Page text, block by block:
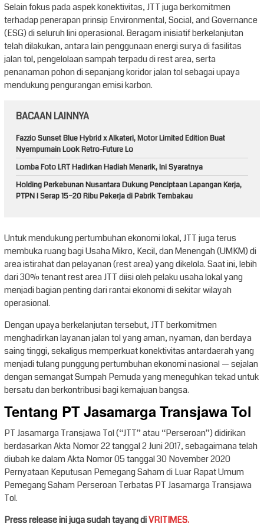
Selain fokus pada aspek konektivitas, JTT juga berkomitmen
terhadap penerapan prinsip Environmental, Social, and Governance
(ESG) di seluruh lini operasional. Beragam inisiatif berkelanjutan
telah dilakukan, antara lain penggunaan energi surya di fasilitas
jalan tol, pengelolaan sampah terpadu di rest area, serta
penanaman pohon di sepanjang koridor jalan tol sebagai upaya
mendukung pengurangan emisi karbon.
BACAAN LAINNYA
Fazzio Sunset Blue Hybrid x Alkateri, Motor Limited Edition Buat
Nyempurnain Look Retro-Future Lo
Lomba Foto LRT Hadirkan Hadiah Menarik, Ini Syaratnya
Holding Perkebunan Nusantara Dukung Penciptaan Lapangan Kerja,
PTPN I Serap 15–20 Ribu Pekerja di Pabrik Tembakau
Untuk mendukung pertumbuhan ekonomi lokal, JTT juga terus
membuka ruang bagi Usaha Mikro, Kecil, dan Menengah (UMKM) di
area istirahat dan pelayanan (rest area) yang dikelola. Saat ini, lebih
dari 30% tenant rest area JTT diisi oleh pelaku usaha lokal yang
menjadi bagian penting dari rantai ekonomi di sekitar wilayah
operasional.
Dengan upaya berkelanjutan tersebut, JTT berkomitmen
menghadirkan layanan jalan tol yang aman, nyaman, dan berdaya
saing tinggi, sekaligus memperkuat konektivitas antardaerah yang
menjadi tulang punggung pertumbuhan ekonomi nasional — sejalan
dengan semangat Sumpah Pemuda yang meneguhkan tekad untuk
bersatu dan berkontribusi bagi kemajuan bangsa.
Tentang PT Jasamarga Transjawa Tol
PT Jasamarga Transjawa Tol (“JTT” atau “Perseroan”) didirikan
berdasarkan Akta Nomor 22 tanggal 2 Juni 2017, sebagaimana telah
diubah ke dalam Akta Nomor 05 tanggal 30 November 2020
Pernyataan Keputusan Pemegang Saham di Luar Rapat Umum
Pemegang Saham Perseroan Terbatas PT Jasamarga Transjawa
Tol.
Press release ini juga sudah tayang diVRITIMES.